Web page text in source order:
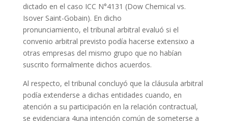
dictado en el caso ICC N°4131 (Dow Chemical vs.
Isover Saint-Gobain). En dicho
pronunciamiento, el tribunal arbitral evaluó si el
convenio arbitral previsto podía hacerse extensixo a
otras empresas del mismo grupo que no habían
suscrito formalmente dichos acuerdos.
Al respecto, el tribunal concluyó que la cláusula arbitral
podía extenderse a dichas entidades cuando, en
atención a su participación en la relación contractual,
se evidenciara 4una intención común de someterse a